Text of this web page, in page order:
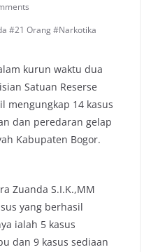
#21 Orang #Narkotika
kurun waktu dua
Satuan Reserse
mengungkap 14 kasus
dan peredaran gelap
Kabupaten Bogor.
Zuanda S.I.K.,MM
yang berhasil
ialah 5 kasus
dan 9 kasus sediaan